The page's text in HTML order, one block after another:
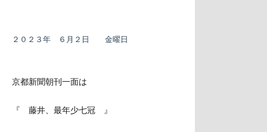
２０２３年 ６月２日 金曜日
京都新聞朝刊一面は
『 藤井、最年少七冠 』